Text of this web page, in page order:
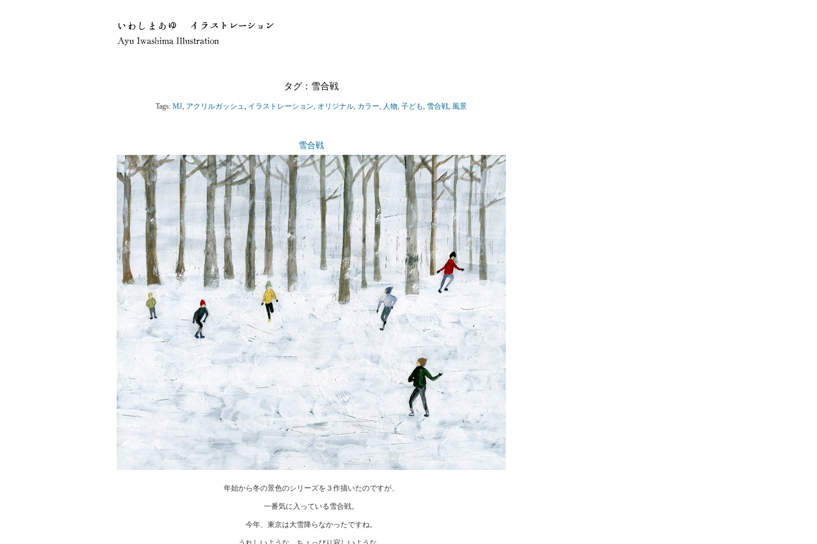
タグ：雪合戦
Tags: MJ, アクリルガッシュ, イラストレーション, オリジナル, カラー, 人物, 子ども, 雪合戦, 風景
雪合戦
年始から冬の景色のシリーズを３作描いたのですが、
一番気に入っている雪合戦。
今年、東京は大雪降らなかったですね。